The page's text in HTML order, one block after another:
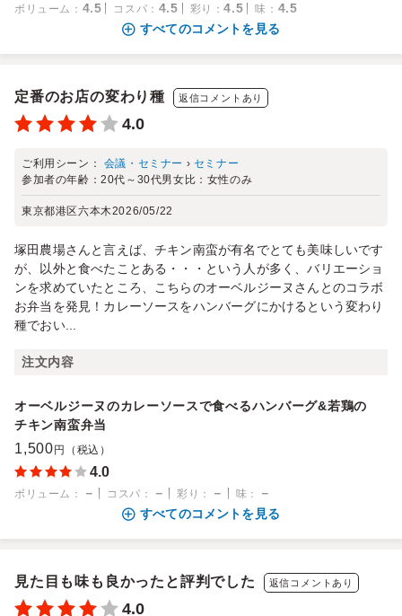
ボリューム ： 4.5 コスパ ： 4.5 彩り ：4.5 味 ： 4.5
すべてのコメントを見る
定番のお店の変わり種 返信コメントあり
4.0
ご利用シーン： 会議・セミナー › セミナー
参加者の年齢：20代～30代男女比： 女性のみ
東京都港区六本木2026/05/22
塚田農場さんと言えば、チキン南蛮が有名でとても美味しいです
が、以外と食べたことある・・・という人が多く、バリエーショ
ンを求めていたところ、こちらのオーベルジーヌさんとのコラボ
お弁当を発見！カレーソースをハンバーグにかけるという変わり
種でおい...
注文内容
オーベルジーヌのカレーソースで食べるハンバーグ&若鶏の
チキン南蛮弁当
1,500 円（税込）
4.0
ボリューム ： － コスパ ： － 彩り ： － 味 ：
－
すべてのコメントを見る
見た目も味も良かったと評判でした 返信コメントあり
4.0